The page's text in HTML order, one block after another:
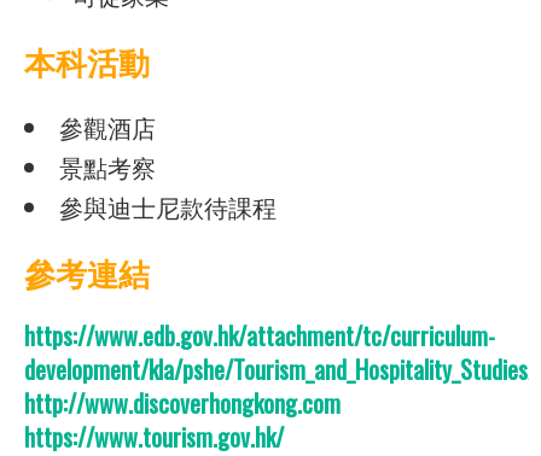
本科活動
參觀酒店
景點考察
參與迪士尼款待課程
參考連結
https://www.edb.gov.hk/attachment/tc/curriculum-
development/kla/pshe/Tourism_and_Hospitality_Studies/
http://www.discoverhongkong.com
https://www.tourism.gov.hk/